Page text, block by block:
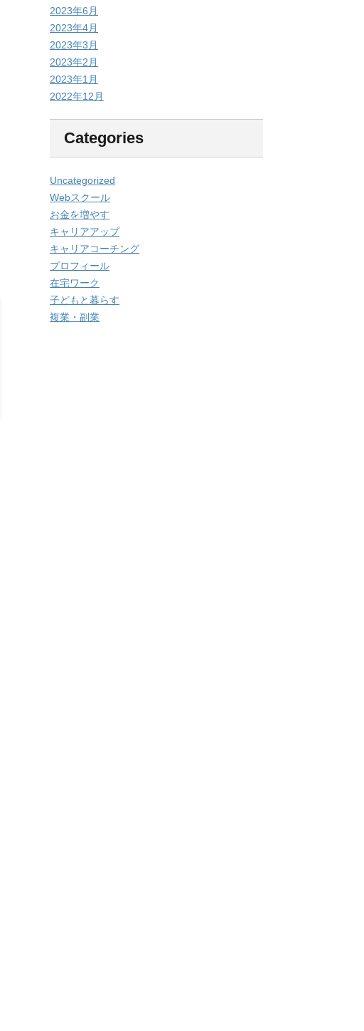
2023年6月
2023年4月
2023年3月
2023年2月
2023年1月
2022年12月
Categories
Uncategorized
Webスクール
お金を増やす
キャリアアップ
キャリアコーチング
プロフィール
在宅ワーク
子どもと暮らす
複業・副業